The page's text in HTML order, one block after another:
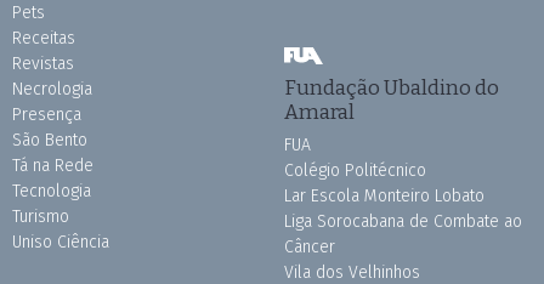
Pets
Receitas
Revistas
Necrologia
Presença
São Bento
Tá na Rede
Tecnologia
Turismo
Uniso Ciência
Fundação Ubaldino do
Amaral
FUA
Colégio Politécnico
Lar Escola Monteiro Lobato
Liga Sorocabana de Combate ao
Câncer
Vila dos Velhinhos